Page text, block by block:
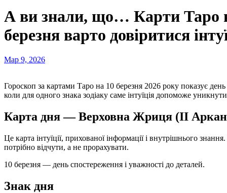
А ви знали, що… Карти Таро
березня варто довіритися
Мар 9, 2026
Гороскоп за картами Таро на 10 березня 2026 року показує день тонких сигналів, несподіваних підказок і моменту,
коли для одного знака зодіаку саме інтуїція допоможе
Карта дня — Верховна Жриця (II
Це карта інтуїції, прихованої інформації і внутрішнього
потрібно відчути, а не прорахувати.
10 березня — день спостереження і уважності до деталей.
Знак дня